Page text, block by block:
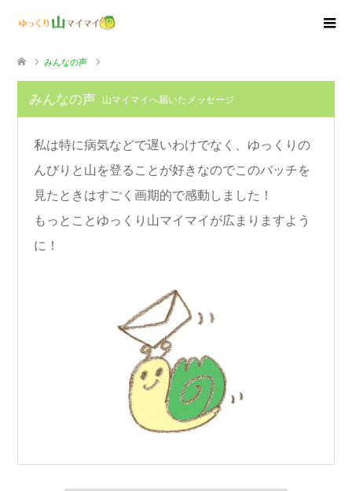
みんなの声
みんなの声 山マイマイへ届いたメッセージ
私は特に病気などで遅いわけでなく、ゆっくりの
んびりと山を登ることが好きなのでこのバッチを
見たときはすごく画期的で感動しました！
もっとことゆっくり山マイマイが広まりますよう
に！